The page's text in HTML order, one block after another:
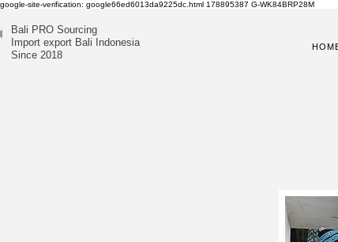
google-site-verification: google66ed6013da9225dc.html 178895387 G-WK84BRP28M
Bali PRO Sourcing
Import export Bali Indonesia
Since 2018